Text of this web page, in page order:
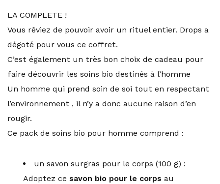
LA COMPLETE !
Vous rêviez de pouvoir avoir un rituel entier. Drops a
dégoté pour vous ce coffret.
C’est également un très bon choix de cadeau pour
faire découvrir les soins bio destinés à l’homme
Un homme qui prend soin de soi tout en respectant
l’environnement , il n’y a donc aucune raison d’en
rougir.
Ce pack de soins bio pour homme comprend :
un savon surgras pour le corps (100 g) :
Adoptez ce savon bio pour le corps au